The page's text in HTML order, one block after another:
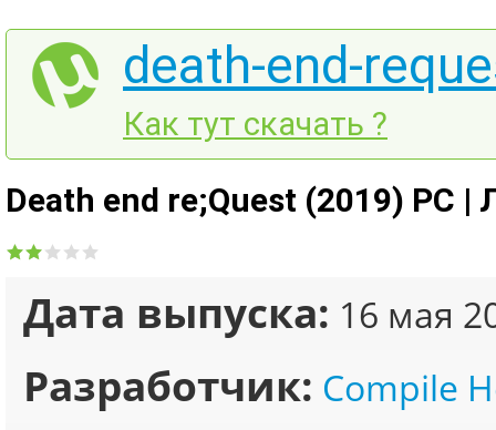
death-end-
Как тут скачать ?
Death end re;Quest (2019) PC |
Дата выпуска: 16 мая
Разработчик: Compile